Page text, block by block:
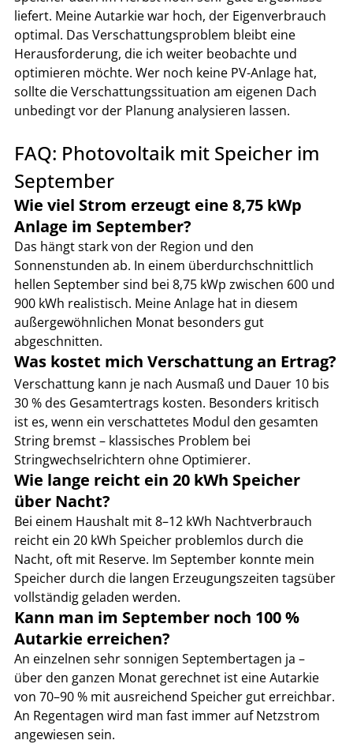
liefert. Meine Autarkie war hoch, der Eigenverbrauch
optimal. Das Verschattungsproblem bleibt eine
Herausforderung, die ich weiter beobachte und
optimieren möchte. Wer noch keine PV-Anlage hat,
sollte die Verschattungssituation am eigenen Dach
unbedingt vor der Planung analysieren lassen.
FAQ: Photovoltaik mit Speicher im
September
Wie viel Strom erzeugt eine 8,75 kWp
Anlage im September?
Das hängt stark von der Region und den
Sonnenstunden ab. In einem überdurchschnittlich
hellen September sind bei 8,75 kWp zwischen 600 und
900 kWh realistisch. Meine Anlage hat in diesem
außergewöhnlichen Monat besonders gut
abgeschnitten.
Was kostet mich Verschattung an Ertrag?
Verschattung kann je nach Ausmaß und Dauer 10 bis
30 % des Gesamtertrags kosten. Besonders kritisch
ist es, wenn ein verschattetes Modul den gesamten
String bremst – klassisches Problem bei
Stringwechselrichtern ohne Optimierer.
Wie lange reicht ein 20 kWh Speicher
über Nacht?
Bei einem Haushalt mit 8–12 kWh Nachtverbrauch
reicht ein 20 kWh Speicher problemlos durch die
Nacht, oft mit Reserve. Im September konnte mein
Speicher durch die langen Erzeugungszeiten tagsüber
vollständig geladen werden.
Kann man im September noch 100 %
Autarkie erreichen?
An einzelnen sehr sonnigen Septembertagen ja –
über den ganzen Monat gerechnet ist eine Autarkie
von 70–90 % mit ausreichend Speicher gut erreichbar.
An Regentagen wird man fast immer auf Netzstrom
angewiesen sein.